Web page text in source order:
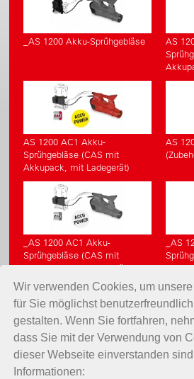
Wir verwenden Cookies, um
für Sie möglichst
gestalten. Wenn Sie fortfahren,
dass Sie mit der Verwendung von
dieser Webseite einverstanden
Informationen:
_AS 1200 Akku-Sprühgebläse
AS
AS 1200 AC1 Akku-
Sprühgebläse (CAS mit
Akkupack, mit Ladegerät)
AS
_AS 1200 AC1 Akku-
Sprühgebläse (CAS mit
Akkupack, mit Ladegerät)
_AS
KONTAKT
Birchmeier Sprühtechnik AG